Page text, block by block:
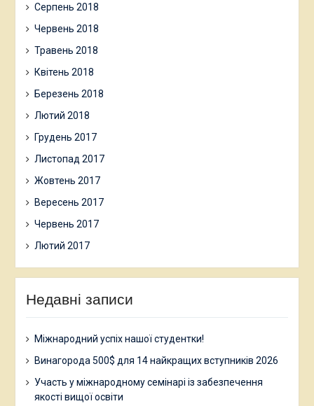
Серпень 2018
Червень 2018
Травень 2018
Квітень 2018
Березень 2018
Лютий 2018
Грудень 2017
Листопад 2017
Жовтень 2017
Вересень 2017
Червень 2017
Лютий 2017
Недавні записи
Міжнародний успіх нашої студентки!
Винагорода 500$ для 14 найкращих вступників 2026
Участь у міжнародному семінарі із забезпечення
якості вищої освіти